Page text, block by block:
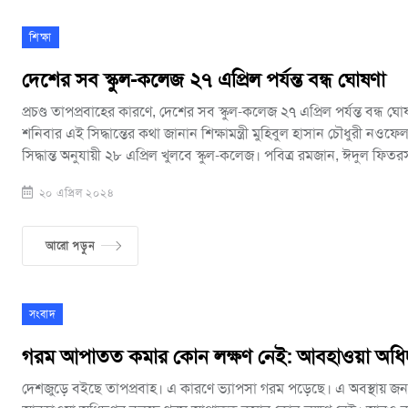
শিক্ষা
দেশের সব স্কুল-কলেজ ২৭ এপ্রিল পর্যন্ত বন্ধ ঘোষণা
প্রচণ্ড তাপপ্রবাহের কারণে, দেশের সব স্কুল-কলেজ ২৭ এপ্রিল পর্যন্ত বন্ধ
শনিবার এই সিদ্ধান্তের কথা জানান শিক্ষামন্ত্রী মুহিবুল হাসান চৌধুরী নওফেল। তিনি জানান,
সিদ্ধান্ত অনুযায়ী ২৮ এপ্রিল খুলবে স্কুল-কলেজ। পবিত্র রমজান, ঈদুল
ছিলো। কিন্তু দেশের ওপর দিয়ে তীব্র তাপপ্রবাহ বয়ে যাচ্ছে। এর মধ্যে,
দাবি উঠেছিলো। যার প্রেক্ষিততে স্কুল-কলেজ আরও এক সপ্তাহ বন্ধের
২০ এপ্রিল ২০২৪
আরো পড়ুন
সংবাদ
গরম আপাতত কমার কোন লক্ষণ নেই: আবহাওয়া
দেশজুড়ে বইছে তাপপ্রবাহ। এ কারণে ভ্যাপসা গরম পড়েছে। এ অবস্থায়